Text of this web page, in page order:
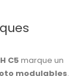
C5 marque un
modulables.